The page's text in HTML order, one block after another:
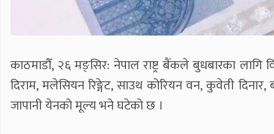
काठमाडौँ, २६ मङ्सिर: नेपाल राष्ट्र बैंकले बुधबारका
दिराम, मलेसियन रिङ्गेट, साउथ कोरियन वन, कुवेती
जापानी येनको मूल्य भने घटेको छ ।